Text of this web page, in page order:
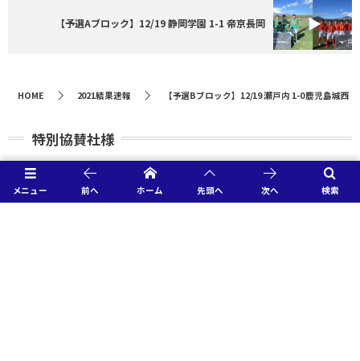
【予選Aブロック】12/19 静岡学園 1-1 帝京長岡
HOME 2021結果速報 【予選Bブロック】12/19 瀬戸内 1-0 鹿児島城西
特別協賛社様
メニュー 検索
前へ ホーム 先頭へ 次へ